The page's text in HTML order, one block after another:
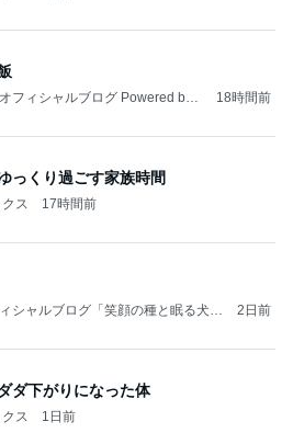
フィシャルブログ Powered by
18時間前
っくり過ごす家族時間
ス 17時間前
シャルブログ「笑顔の種と眠る犬」
2日前
ダ下がりになった体
ス 1日前